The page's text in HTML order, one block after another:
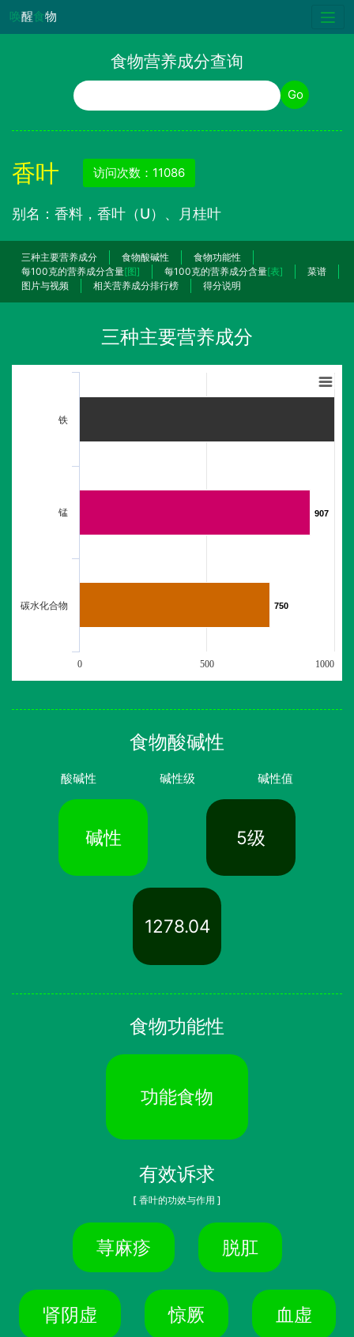
唤醒食物
食物营养成分查询
食物名称 Go
香叶 访问次数：11086
别名：香料，香叶（U）、月桂叶
三种主要营养成分 食物酸碱性
食物功能性
每100克的营养成分含量[图] 每100克的营养成分含量[表]
菜谱
图片与视频
相关营养成分排行榜 得分说明
三种主要营养成分
907
907
750
750
铁
锰
碳水化合物
0 500 1000
食物酸碱性
酸碱性 碱性级 碱性值
碱性 5级
1278.04
食物功能性
功能食物
有效诉求
[ 香叶的功效与作用 ]
荨麻疹 脱肛
肾阴虚 惊厥 血虚